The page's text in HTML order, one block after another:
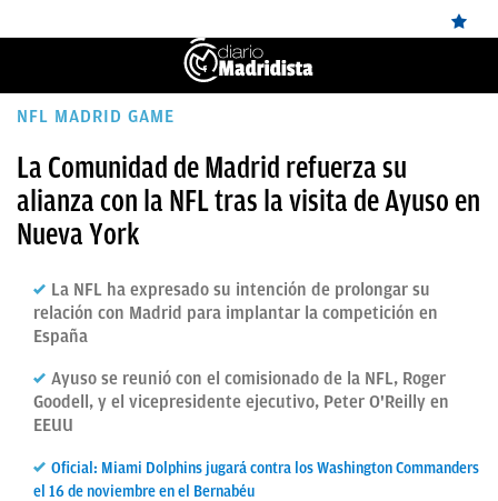
ÚLTIMAS
REAL
MADRID
CANTERA
DIRECTO
PAPARAZZI
NFL MADRID GAME
La Comunidad de Madrid refuerza su
alianza con la NFL tras la visita de Ayuso en
Nueva York
La NFL ha expresado su intención de prolongar su
relación con Madrid para implantar la competición en
España
Ayuso se reunió con el comisionado de la NFL, Roger
Goodell, y el vicepresidente ejecutivo, Peter O'Reilly en
EEUU
Oficial: Miami Dolphins jugará contra los Washington Commanders
el 16 de noviembre en el Bernabéu